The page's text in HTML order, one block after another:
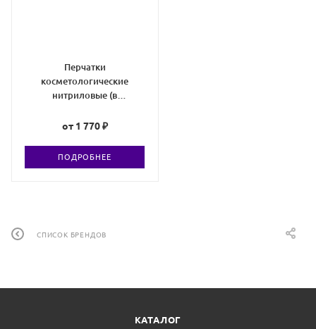
Перчатки
косметологические
нитриловые (в
от 1 770 ₽
ПОДРОБНЕЕ
СПИСОК БРЕНДОВ
КАТАЛОГ